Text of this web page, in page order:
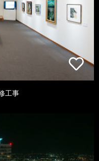
工事